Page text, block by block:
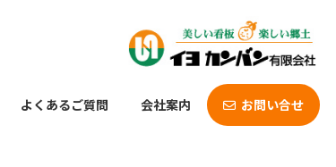
よくあるご質問 会社案内 お問い合せ